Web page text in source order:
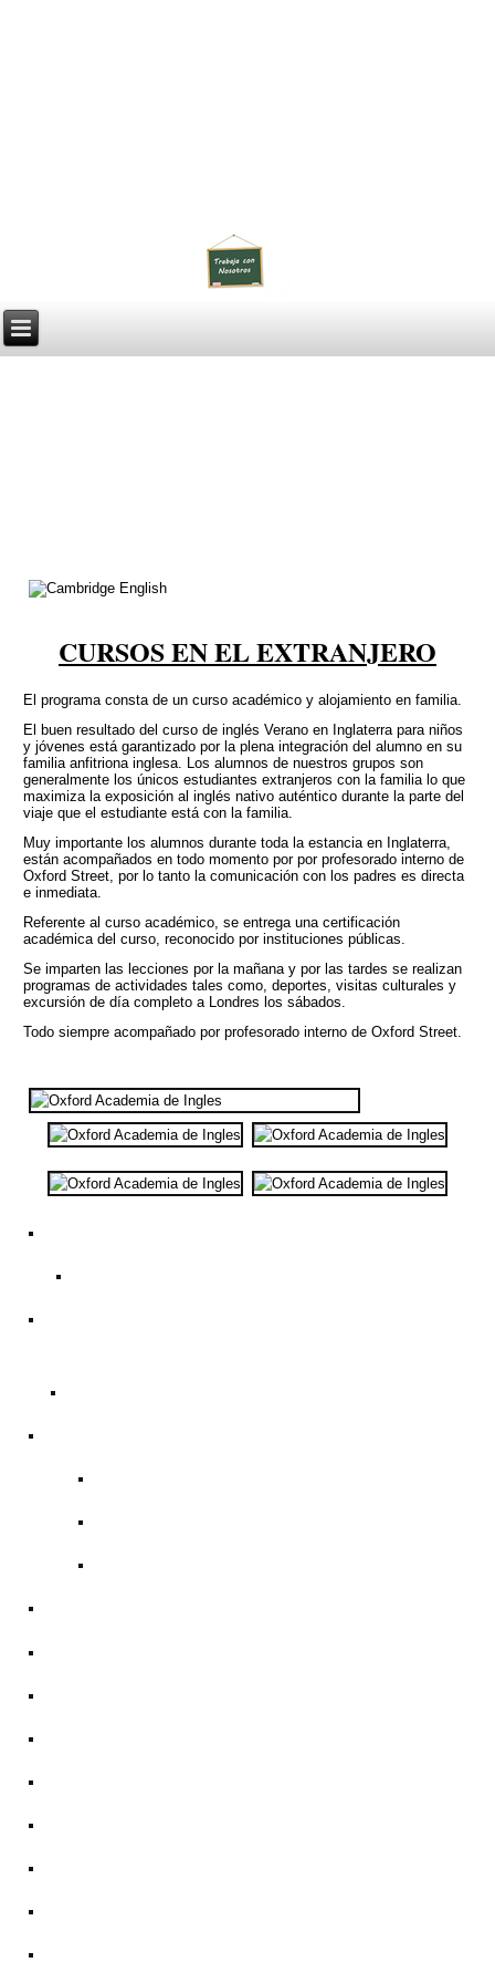
CURSOS EN EL EXTRANJERO
El programa consta de un curso académico y alojamiento en familia.
El buen resultado del curso de inglés Verano en Inglaterra para niños
y jóvenes está garantizado por la plena integración del alumno en su
familia anfitriona inglesa. Los alumnos de nuestros grupos son
generalmente los únicos estudiantes extranjeros con la familia lo que
maximiza la exposición al inglés nativo auténtico durante la parte del
viaje que el estudiante está con la familia.
Muy importante los alumnos durante toda la estancia en Inglaterra,
están acompañados en todo momento por por profesorado interno de
Oxford Street, por lo tanto la comunicación con los padres es directa
e inmediata.
Referente al curso académico, se entrega una certificación
académica del curso, reconocido por instituciones públicas.
Se imparten las lecciones por la mañana y por las tardes se realizan
programas de actividades tales como, deportes, visitas culturales y
excursión de día completo a Londres los sábados.
Todo siempre acompañado por profesorado interno de Oxford Street.